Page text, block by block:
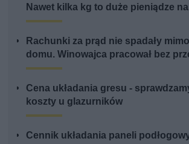
Nawet kilka kg to duże pieniądze
Rachunki za prąd nie spadały
domu. Winowajca pracował bez
Cena układania gresu -
koszty u glazurników
Cennik układania paneli